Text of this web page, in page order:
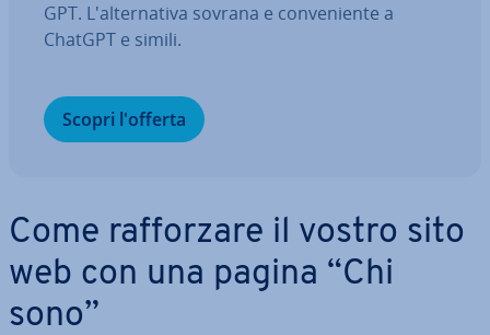
GPT. L'al­ter­na­ti­va sovrana e con­ve­nien­te a
ChatGPT e simili.
Scopri l'offerta
Come raf­for­za­re il vostro sito
web con una pagina “Chi
sono”